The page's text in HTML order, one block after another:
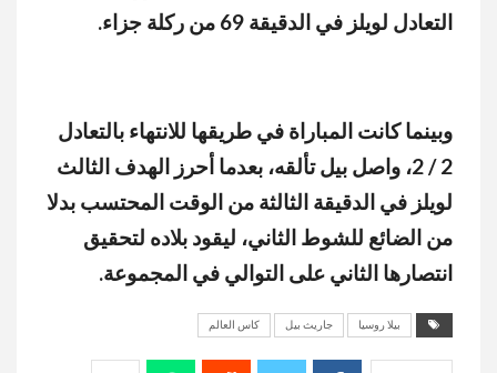
التعادل لويلز في الدقيقة 69 من ركلة جزاء.
وبينما كانت المباراة في طريقها للانتهاء بالتعادل
2 / 2، واصل بيل تألقه، بعدما أحرز الهدف الثالث
لويلز في الدقيقة الثالثة من الوقت المحتسب بدلا
من الضائع للشوط الثاني، ليقود بلاده لتحقيق
انتصارها الثاني على التوالي في المجموعة.
بيلا روسيا جاريث بيل كاس العالم